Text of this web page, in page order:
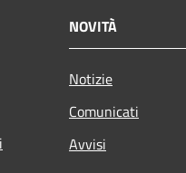
NOVITÀ
Notizie
Comunicati
Avvisi